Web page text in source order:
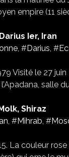
empire (11
Ier, Iran
, #Darius, #
Visité le 27
Shiraz
, #Mihrab, #
La couleur